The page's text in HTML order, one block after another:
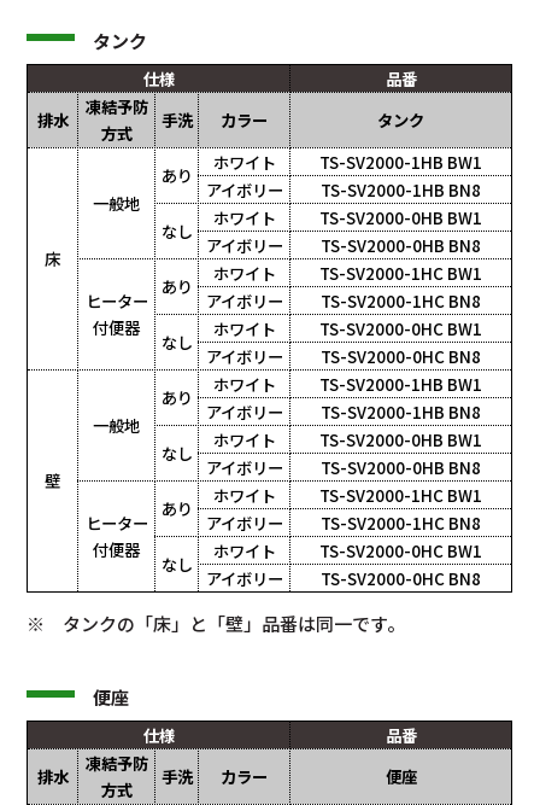
タンク
仕様
品番
排水
凍結予防
方式
手洗 カラー タンク
床
一般地
あり
ホワイト
TS-SV2000-1HB BW1
アイボリー
TS-SV2000-1HB BN8
なし
ホワイト
TS-SV2000-0HB BW1
アイボリー
TS-SV2000-0HB BN8
ヒーター
付便器
あり
ホワイト
TS-SV2000-1HC BW1
アイボリー
TS-SV2000-1HC BN8
なし
ホワイト
TS-SV2000-0HC BW1
アイボリー
TS-SV2000-0HC BN8
壁
一般地
あり
ホワイト
TS-SV2000-1HB BW1
アイボリー
TS-SV2000-1HB BN8
なし
ホワイト
TS-SV2000-0HB BW1
アイボリー
TS-SV2000-0HB BN8
ヒーター
付便器
あり
ホワイト
TS-SV2000-1HC BW1
アイボリー
TS-SV2000-1HC BN8
なし
ホワイト
TS-SV2000-0HC BW1
アイボリー
TS-SV2000-0HC BN8
※ タンクの「床」と「壁」品番は同一です。
便座
仕様
品番
排水
凍結予防
方式
手洗 カラー 便座